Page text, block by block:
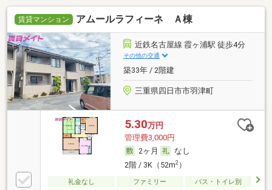
賃貸マンション アムールラフィーネ Ａ棟
近鉄名古屋線 霞ヶ浦駅 徒歩4分
その他の交通
築33年 / 2階建
三重県四日市市羽津町
5.30万円
管理費3,000円
2ヶ月
なし
2階 / 3K（52m2）
礼金なし ファミリー
バス・トイレ別